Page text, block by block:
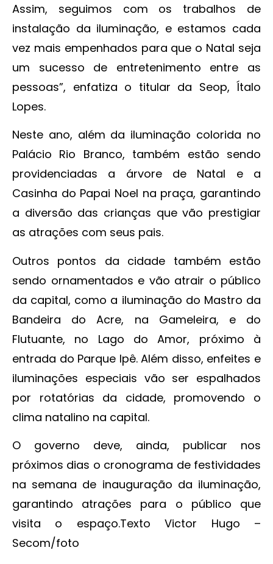
Assim, seguimos com os trabalhos de
instalação da iluminação, e estamos cada
vez mais empenhados para que o Natal seja
um sucesso de entretenimento entre as
pessoas”, enfatiza o titular da Seop, Ítalo
Lopes.
Neste ano, além da iluminação colorida no
Palácio Rio Branco, também estão sendo
providenciadas a árvore de Natal e a
Casinha do Papai Noel na praça, garantindo
a diversão das crianças que vão prestigiar
as atrações com seus pais.
Outros pontos da cidade também estão
sendo ornamentados e vão atrair o público
da capital, como a iluminação do Mastro da
Bandeira do Acre, na Gameleira, e do
Flutuante, no Lago do Amor, próximo à
entrada do Parque Ipê. Além disso, enfeites e
iluminações especiais vão ser espalhados
por rotatórias da cidade, promovendo o
clima natalino na capital.
O governo deve, ainda, publicar nos
próximos dias o cronograma de festividades
na semana de inauguração da iluminação,
garantindo atrações para o público que
visita o espaço.Texto Victor Hugo –
Secom/foto